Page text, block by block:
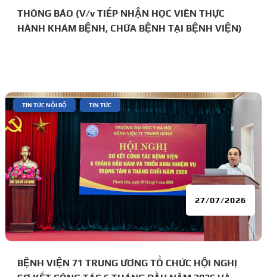
THÔNG BÁO (V/v TIẾP NHẬN HỌC VIÊN THỰC
HÀNH KHÁM BỆNH, CHỮA BỆNH TẠI BỆNH VIỆN)
BỆNH VIỆN 71 TRUNG ƯƠNG TỔ CHỨC HỘI NGHỊ
27/07/2026
TIN TỨC NỘI BỘ TIN TỨC